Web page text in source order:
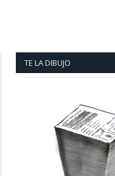
TE LA DIBUJO